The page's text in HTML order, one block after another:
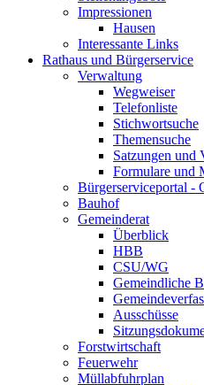
Impressionen
Hausen
Interessante Links
Rathaus und Bürgerservice
Verwaltung
Wegweiser
Telefonliste
Stichwortsuche
Themensuche
Satzungen und
Formulare und
Bürgerserviceportal -
Bauhof
Gemeinderat
Überblick
HBB
CSU/WG
Gemeindliche
Ausschüsse
Forstwirtschaft
Feuerwehr
Müllabfuhrplan